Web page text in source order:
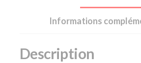
Informations
Description